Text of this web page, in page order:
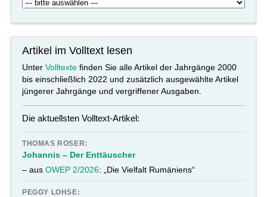
Artikel im Volltext lesen
UnterVolltexte finden Sie alle Artikel der Jahrgänge 2000
bis einschließlich 2022 und zusätzlich ausgewählte Artikel
jüngerer Jahrgänge und vergriffener Ausgaben.
Die aktuellsten Volltext-Artikel:
THOMAS ROSER:
Johannis – Der Enttäuscher
– ausOWEP 2/2026: „Die Vielfalt Rumäniens“
PEGGY LOHSE: